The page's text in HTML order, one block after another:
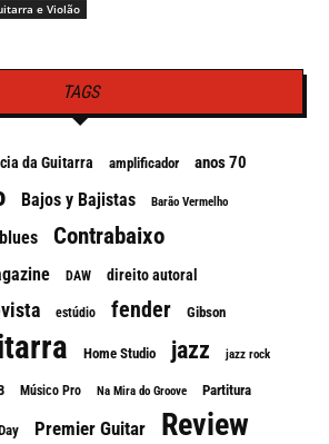
e Violão
TAGS
da Guitarra amplificador anos 70
Bajos y Bajistas Barão Vermelho
blues Contrabaixo
DAW direito autoral
estúdio fender Gibson
Home Studio jazz jazz rock
Músico Pro Na Mira do Groove Partitura
Premier Guitar Review